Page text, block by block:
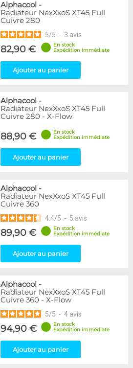
Alphacool -
Radiateur NexXxoS XT45 Full
Cuivre 280
5/5 - 3 avis
82,90 €
En stock
Expédition immédiate
Ajouter au panier
Alphacool -
Radiateur NexXxoS XT45 Full
Cuivre 280 - X-Flow
88,90 €
En stock
Expédition immédiate
Ajouter au panier
Alphacool -
Radiateur NexXxoS XT45 Full
Cuivre 360
4.4/5 - 5 avis
89,90 €
En stock
Expédition immédiate
Ajouter au panier
Alphacool -
Radiateur NexXxoS XT45 Full
Cuivre 360 - X-Flow
5/5 - 4 avis
94,90 €
En stock
Expédition immédiate
Ajouter au panier